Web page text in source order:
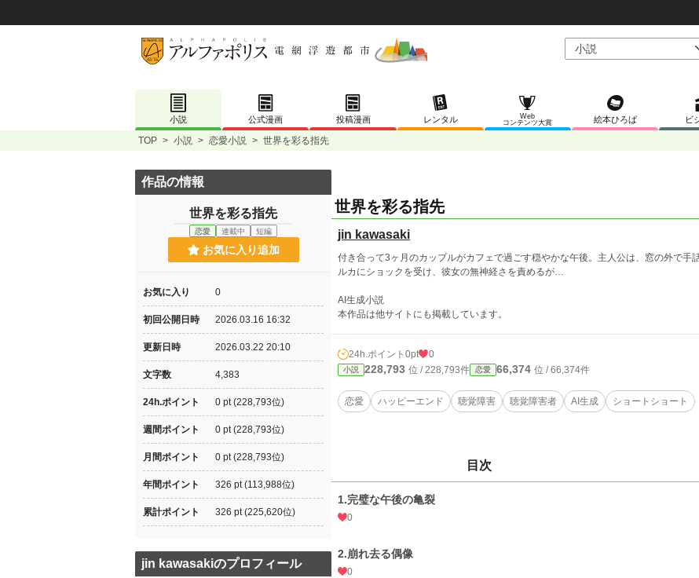
小説 公式漫画 投稿漫画 レンタル
Web
コンテンツ大賞
絵本ひろば ビ
TOP > 小説 > 恋愛小説 > 世界を彩る指先
世界を彩る指先
jin kawasaki
付き合って3ヶ月のカップルがカフェで過ごす穏やかな午後。主人公は、窓の外で手
ルカにショックを受け、彼女の無神経さを責めるが…
AI生成小説
本作品は他サイトにも掲載しています。
24h.ポイント 0pt 0
小説 228,793 位 / 228,793件 恋愛 66,374 位 / 66,374件
恋愛 ハッピーエンド 聴覚障害 聴覚障害者 AI生成 ショートショート
目次
1.完璧な午後の亀裂
0
2.崩れ去る偶像
0
作品の情報
世界を彩る指先
恋愛 連載中 短編
お気に入り追加
お気に入り 0
初回公開日時 2026.03.16 16:32
更新日時 2026.03.22 20:10
文字数 4,383
24h.ポイント 0 pt (228,793位)
週間ポイント 0 pt (228,793位)
月間ポイント 0 pt (228,793位)
年間ポイント 326 pt (113,988位)
累計ポイント 326 pt (225,620位)
jin kawasakiのプロフィール